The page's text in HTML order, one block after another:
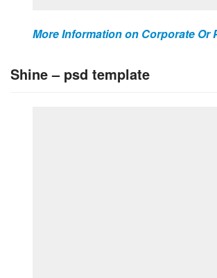
More Information on Corporate Or
Shine – psd template